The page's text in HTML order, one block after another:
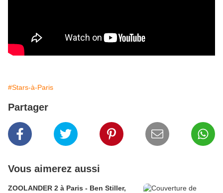
#Stars-à-Paris
Partager
Vous aimerez aussi
ZOOLANDER 2 à Paris - Ben Stiller,